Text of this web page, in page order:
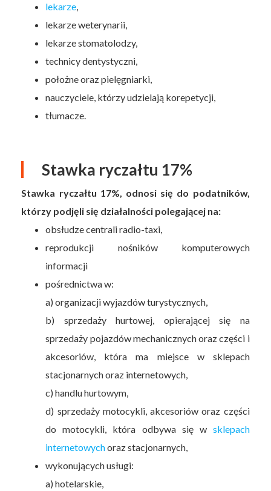
lekarze,
lekarze weterynarii,
lekarze stomatolodzy,
technicy dentystyczni,
położne oraz pielęgniarki,
nauczyciele, którzy udzielają korepetycji,
tłumacze.
Stawka ryczałtu 17%
Stawka ryczałtu 17%, odnosi się do podatników,
którzy podjęli się działalności polegającej na:
obsłudze centrali radio-taxi,
reprodukcji nośników komputerowych
informacji
pośrednictwa w:
a) organizacji wyjazdów turystycznych,
b) sprzedaży hurtowej, opierającej się na
sprzedaży pojazdów mechanicznych oraz części i
akcesoriów, która ma miejsce w sklepach
stacjonarnych oraz internetowych,
c) handlu hurtowym,
d) sprzedaży motocykli, akcesoriów oraz części
do motocykli, która odbywa się w sklepach
internetowychoraz stacjonarnych,
wykonujących usługi:
a) hotelarskie,